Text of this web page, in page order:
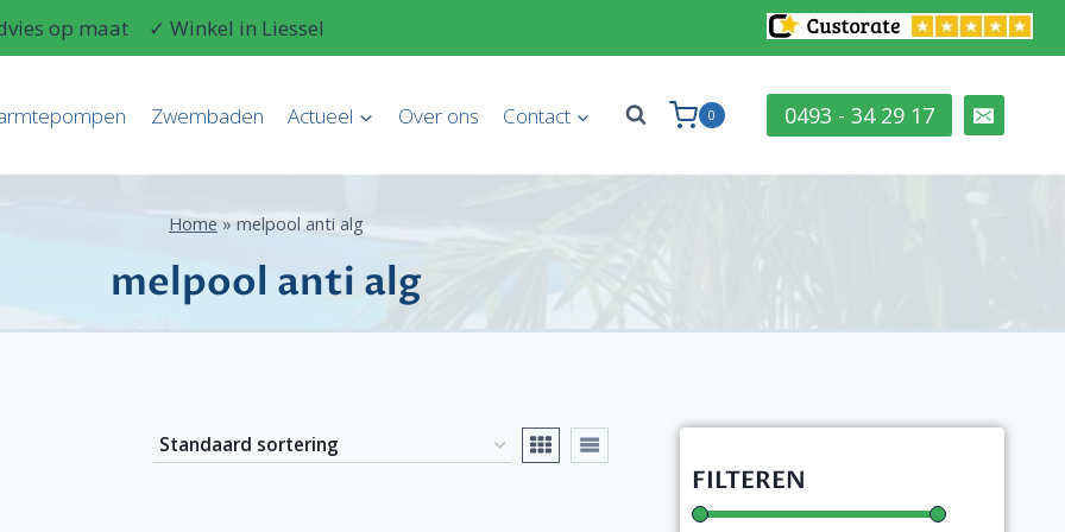
op maat ✓ Winkel in Liessel
Zwembaden Actueel Over ons Contact 0 0493 - 34 29 17
Home » melpool anti alg
melpool anti alg
FILTEREN